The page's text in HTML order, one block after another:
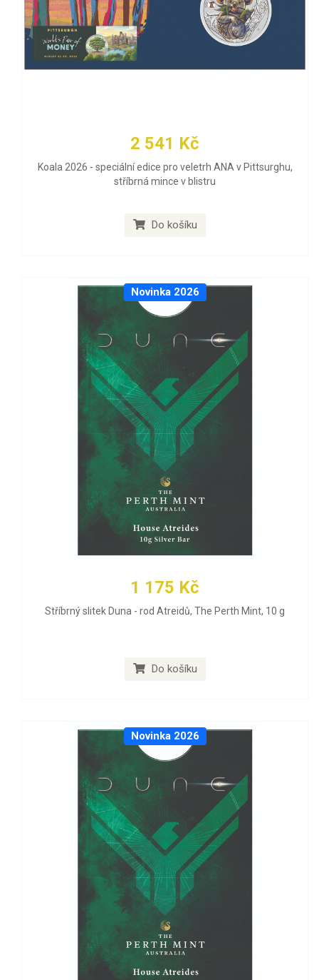
2 541 Kč
Koala 2026 - speciální edice pro veletrh ANA v Pittsurghu,
stříbrná mince v blistru
Do košíku
Novinka 2026
1 175 Kč
Stříbrný slitek Duna - rod Atreidů, The Perth Mint, 10 g
Do košíku
Novinka 2026